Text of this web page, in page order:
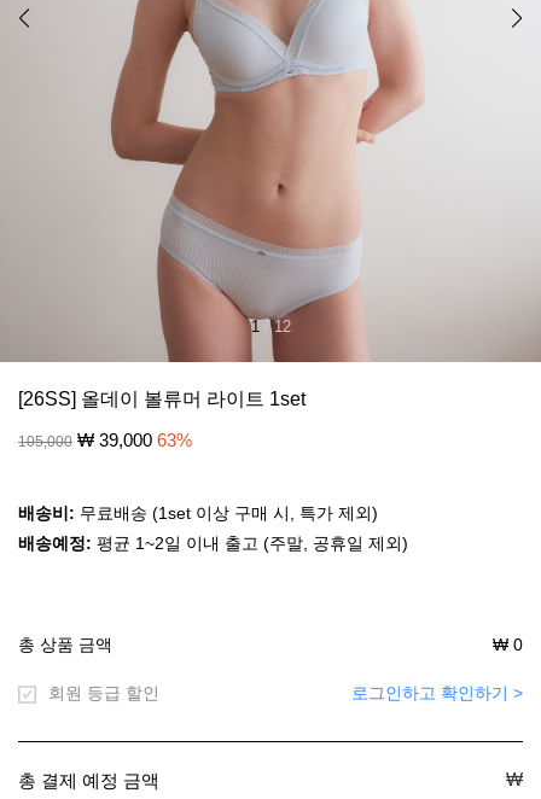
1/12
[26SS] 올데이 볼류머 라이트 1set
105,000 ₩ 39,000 63%
배송비: 무료배송 (1set 이상 구매 시, 특가 제외)
배송예정: 평균 1~2일 이내 출고 (주말, 공휴일 제외)
총 상품 금액 ₩ 0
회원 등급 할인 로그인하고 확인하기 >
총 결제 예정 금액 ₩